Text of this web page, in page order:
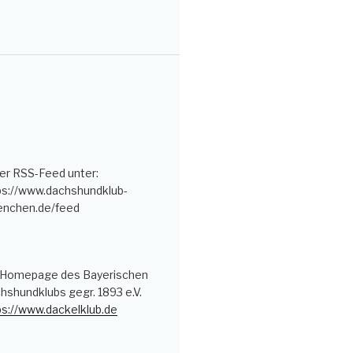
RSS-Feed unter:
www.dachshundklub-
feed
des Bayerischen
gegr. 1893 e.V.
www.dackelklub.de